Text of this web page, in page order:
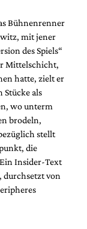
Bühnenrenner
mit jener
des Spiels“
Mittelschicht,
hatte, zielt er
Stücke als
wo unterm
brodeln,
stellt
die
Insider-Text
durchsetzt von